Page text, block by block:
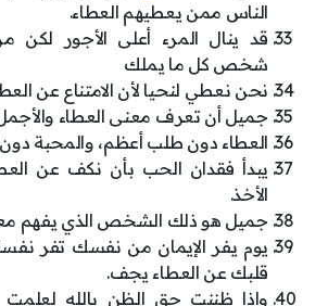
الناس ممن يعطيهم العطاء.
قد ينال المرء أعلى الأجور لكن
شخص كل ما يملك
نحن نعطي لنحيا لأن الامتناع عن
جميل أن تعرف معنى العطاء
العطاء دون طلب أعظم، والمحبة دون
يبدأ فقدان الحب بأن نكف عن
الأخذ.
جميل هو ذلك الشخص الذي يفهم
يوم يفر الإيمان من نفسك تفر
قلبك عن العطاء يجف.
وإذا ظننت حق الظن بالله